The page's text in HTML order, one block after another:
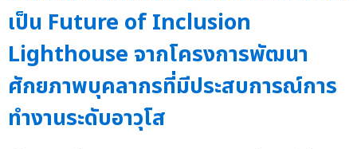
เป็น Future of Inclusion
Lighthouse จากโครงการพัฒนา
ศักยภาพบุคลากรที่มีประสบการณ์การ
ทำงานระดับอาวุโส